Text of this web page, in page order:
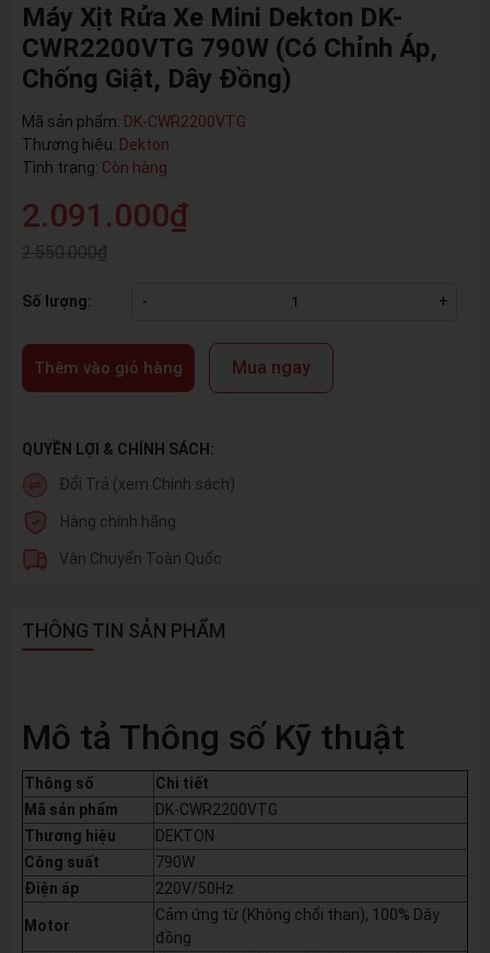
Máy Xịt Rửa Xe Mini Dekton DK-
CWR2200VTG 790W (Có Chỉnh Áp,
Chống Giật, Dây Đồng)
Mã sản phẩm: DK-CWR2200VTG
Thương hiệu: Dekton
Tình trạng: Còn hàng
2.091.000₫
2.550.000₫
Số lượng: - +
Thêm vào giỏ hàng Mua ngay
QUYỀN LỢI & CHÍNH SÁCH:
Đổi Trả (xem Chính sách)
Hàng chính hãng
Vận Chuyển Toàn Quốc
THÔNG TIN SẢN PHẨM
Mô tả Thông số Kỹ thuật
Thông số
Chi tiết
Mã sản phẩm
DK-CWR2200VTG
Thương hiệu
DEKTON
Công suất
790W
Điện áp
220V/50Hz
Motor
Cảm ứng từ (Không chổi than), 100% Dây
đồng